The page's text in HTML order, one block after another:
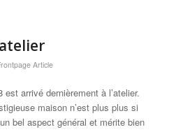
Article
arrivé dernièrement à l’atelier.
maison n’est plus plus si
bel aspect général et mérite bien